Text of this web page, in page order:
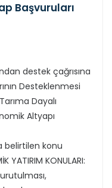
Başvuruları
destek çağrısına
Desteklenmesi
Dayalı
Altyapı
belirtilen konu
YATIRIM KONULARI: